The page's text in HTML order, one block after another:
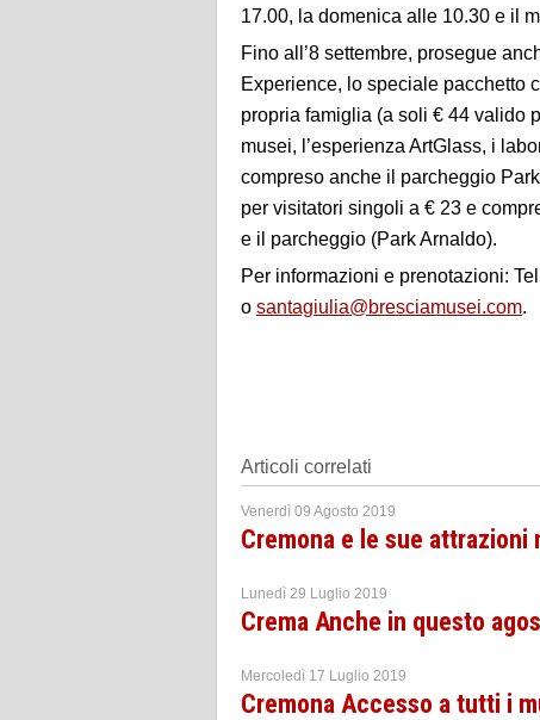
17.00, la domenica alle 10.30 e il
Fino all’8 settembre, prosegue
Experience, lo speciale pacchetto
propria famiglia (a soli € 44 valido
musei, l’esperienza ArtGlass, i
compreso anche il parcheggio
per visitatori singoli a € 23 e
e il parcheggio (Park Arnaldo).
Per informazioni e prenotazioni:
o santagiulia@bresciamusei.com.
Articoli correlati
Venerdì 09 Agosto 2019
Cremona e le sue attrazioni
Lunedì 29 Luglio 2019
Crema Anche in questo
Mercoledì 17 Luglio 2019
Cremona Accesso a tutti i